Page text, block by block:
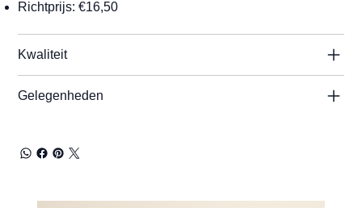
Richtprijs: €16,50
Kwaliteit
Gelegenheden